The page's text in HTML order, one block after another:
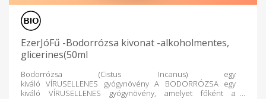
EzerJóFű -Bodorrózsa kivonat -alkoholmentes,
glicerines(50ml
Bodorrózsa (Cistus Incanus) egy
kiváló VÍRUSELLENES gyógynövény A BODORRÓZSA egy
kiváló VÍRUSELLENES gyógynövény, amelyet főként a